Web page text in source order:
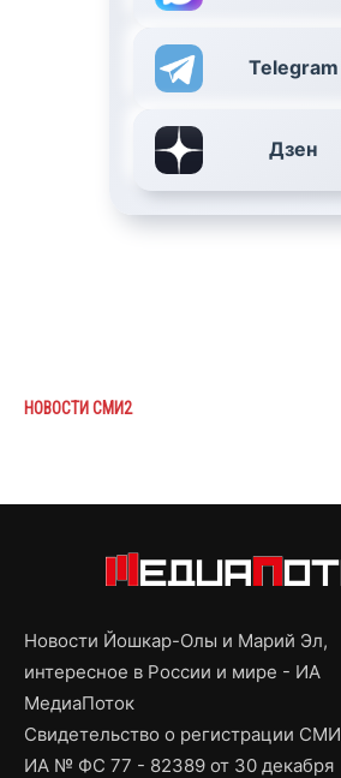
Telegram
Дзен
НОВОСТИ СМИ2
Новости Йошкар-Олы и Марий Эл,
интересное в России и мире - ИА
МедиаПоток
Свидетельство о регистрации СМИ
ИА № ФС 77 - 82389 от 30 декабря